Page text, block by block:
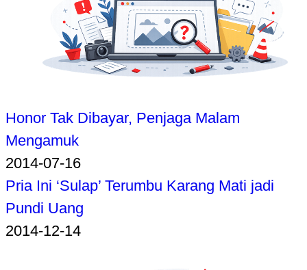
Honor Tak Dibayar, Penjaga Malam
Mengamuk
2014-07-16
Pria Ini ‘Sulap’ Terumbu Karang Mati jadi
Pundi Uang
2014-12-14